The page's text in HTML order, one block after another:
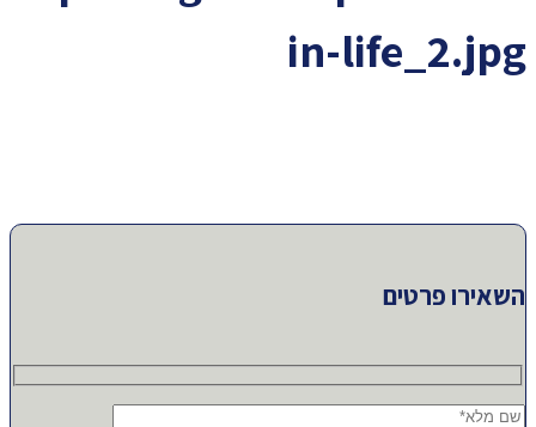
in-life_2.jpg
השאירו פרטים